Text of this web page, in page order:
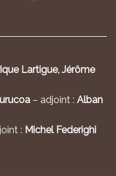
Lartigue, Jérôme
– adjoint : Alban
: Michel Federighi